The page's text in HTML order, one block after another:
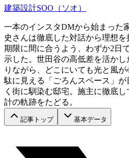
建築設計SOO（ソオ）
一本のインスタDMから始まった
史さんは徹底した対話から理想
期限に間に合うよう、わずか2日
示した。世田谷の高低差を活か
りながら、どこにいても光と風
駄に見える「ごろんスペース」
く街に馴染む邸宅。施主に徹底
計の軌跡をたどる。
記事トップ 基本データ